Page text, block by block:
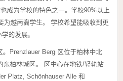
成为学校的特色之一。学校90%以上
为越南裔学生。 学校希望能吸收到更
的发展。
Prenzlauer Berg 区位于柏林中北
东柏林城区。 区中心在地铁/轻轨站
Platz, Schönhauser Alle 和